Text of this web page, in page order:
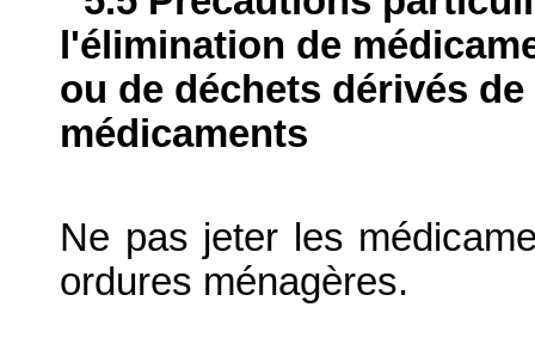
l'élimination de
ou de déchets dérivés
médicaments
Ne pas jeter les
ordures ménagères.